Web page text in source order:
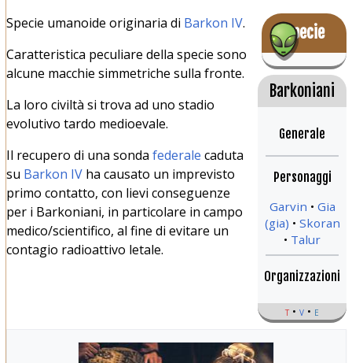
Specie
Barkoniani
Generale
Personaggi
Garvin
Gia
(gia)
Skoran
Talur
Organizzazioni
t v e
Specie umanoide originaria di Barkon IV.
Caratteristica peculiare della specie sono
alcune macchie simmetriche sulla fronte.
La loro civiltà si trova ad uno stadio
evolutivo tardo medioevale.
Il recupero di una sonda federale caduta
su Barkon IVha causato un imprevisto
primo contatto, con lievi conseguenze
per i Barkoniani, in particolare in campo
medico/scientifico, al fine di evitare un
contagio radioattivo letale.